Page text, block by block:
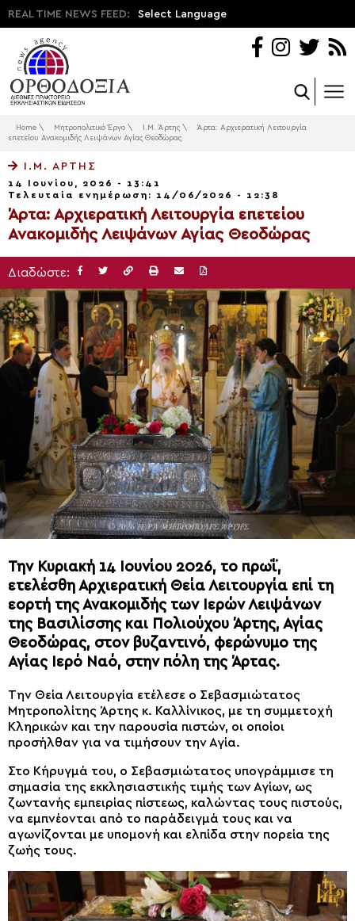
REAL TIME NEWS FEED: Select Language
Home \ Μητροπολιτικό Έργο \ Ι.Μ. Άρτης \
Άρτα: Αρχιερατική Λειτουργία
επετείου Ανακομιδής Λειψάνων Αγίας Θεοδώρας
Ι.Μ. ΆΡΤΗΣ
14 Ιουνίου, 2026 - 13:41
Τελευταία ενημέρωση: 14/06/2026 - 12:38
Άρτα: Αρχιερατική Λειτουργία επετείου
Ανακομιδής Λειψάνων Αγίας Θεοδώρας
Διαδώστε:
Την Κυριακή 14 Ιουνίου 2026, το πρωΐ,
ετελέσθη Αρχιερατική Θεία Λειτουργία επί τη
εορτή της Ανακομιδής των Ιερών Λειψάνων
της Βασιλίσσης και Πολιούχου Άρτης, Αγίας
Θεοδώρας, στον βυζαντινό, φερώνυμο της
Αγίας Ιερό Ναό, στην πόλη της Άρτας.
Την Θεία Λειτουργία ετέλεσε ο Σεβασμιώτατος
Μητροπολίτης Άρτης κ. Καλλίνικος, με τη συμμετοχή
Κληρικών και την παρουσία πιστών, οι οποίοι
προσήλθαν για να τιμήσουν την Αγία.
Στο Κήρυγμά του, ο Σεβασμιώτατος υπογράμμισε τη
σημασία της εκκλησιαστικής τιμής των Αγίων, ως
ζωντανής εμπειρίας πίστεως, καλώντας τους πιστούς,
να εμπνέονται από το παράδειγμά τους και να
αγωνίζονται με υπομονή και ελπίδα στην πορεία της
ζωής τους.